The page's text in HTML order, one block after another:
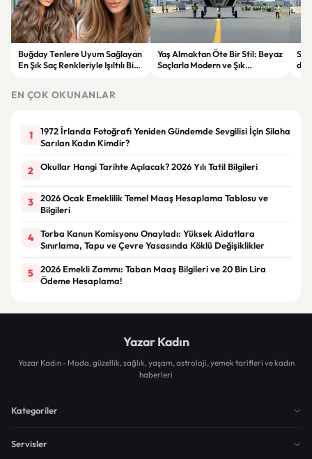
Buğday Tenlere Uyum Sağlayan
En Şık Saç Renkleriyle Işıltılı Bir
Yaş Almaktan Öte Bir Stil: Beyaz
Saçlarla Modern ve Şık
EN ÇOK OKUNANLAR
1
1972 İrlanda Fotoğrafı Yeniden Gündemde Sevgilisi İçin Silaha
Sarılan Kadın Kimdir?
2 Okullar Hangi Tarihte Açılacak? 2026 Yılı Tatil Bilgileri
3
2026 Ocak Emeklilik Temel Maaş Hesaplama Tablosu ve
Bilgileri
4
Torba Kanun Komisyonu Onayladı: Yüksek Aidatlara
Sınırlama, Tapu ve Çevre Yasasında Köklü Değişiklikler
5
2026 Emekli Zammı: Taban Maaş Bilgileri ve 20 Bin Lira
Ödeme Hesaplama!
Yazar Kadın
Yazar Kadın - Moda, güzellik, sağlık, yaşam, astroloji, yemek tarifleri ve kadın
haberleri
Kategoriler
Servisler